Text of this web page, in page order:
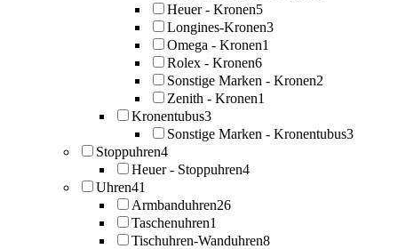
Heuer - Kronen5
Longines-Kronen3
Omega - Kronen1
Rolex - Kronen6
Sonstige Marken - Kronen2
Zenith - Kronen1
Kronentubus3
Sonstige Marken - Kronentubus3
Stoppuhren4
Heuer - Stoppuhren4
Uhren41
Armbanduhren26
Taschenuhren1
Tischuhren-Wanduhren8